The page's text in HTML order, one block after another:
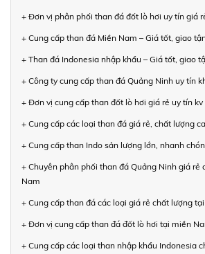
+ Đơn vị phân phối than đá đốt lò hơi uy tín giá
+ Cung cấp than đá Miền Nam – Giá tốt, giao
+ Than đá Indonesia nhập khẩu – Giá tốt, giao
+ Công ty cung cấp than đá Quảng Ninh uy tín
+ Đơn vị cung cấp than đốt lò hơi giá rẻ uy tín
+ Cung cấp các loại than đá giá rẻ, chất lượng
+ Cung cấp than Indo sản lượng lớn, nhanh
+ Chuyên phân phối than đá Quảng Ninh giá rẻ
Nam
+ Cung cấp than đá các loại giá rẻ chất lượng
+ Đơn vị cung cấp than đá đốt lò hơi tại miền
+ Cung cấp các loại than nhập khẩu Indonesia